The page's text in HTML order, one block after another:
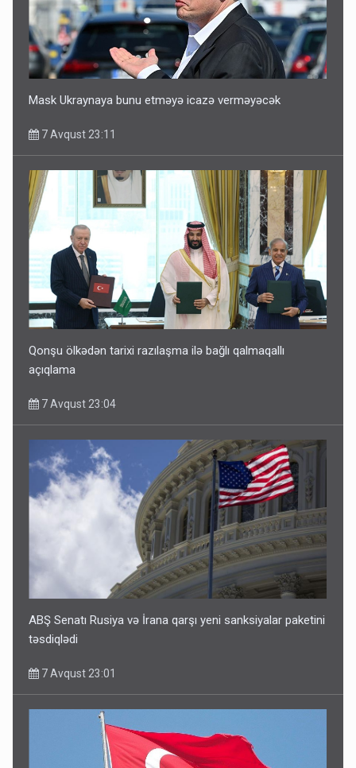
Mask Ukraynaya bunu etməyə icazə verməyəcək
7 Avqust 23:11
Qonşu ölkədən tarixi razılaşma ilə bağlı qalmaqallı
açıqlama
7 Avqust 23:04
ABŞ Senatı Rusiya və İrana qarşı yeni sanksiyalar paketini
təsdiqlədi
7 Avqust 23:01